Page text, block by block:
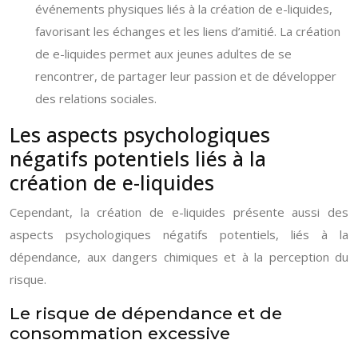
événements physiques liés à la création de e-liquides,
favorisant les échanges et les liens d’amitié. La création
de e-liquides permet aux jeunes adultes de se
rencontrer, de partager leur passion et de développer
des relations sociales.
Les aspects psychologiques
négatifs potentiels liés à la
création de e-liquides
Cependant, la création de e-liquides présente aussi des
aspects psychologiques négatifs potentiels, liés à la
dépendance, aux dangers chimiques et à la perception du
risque.
Le risque de dépendance et de
consommation excessive